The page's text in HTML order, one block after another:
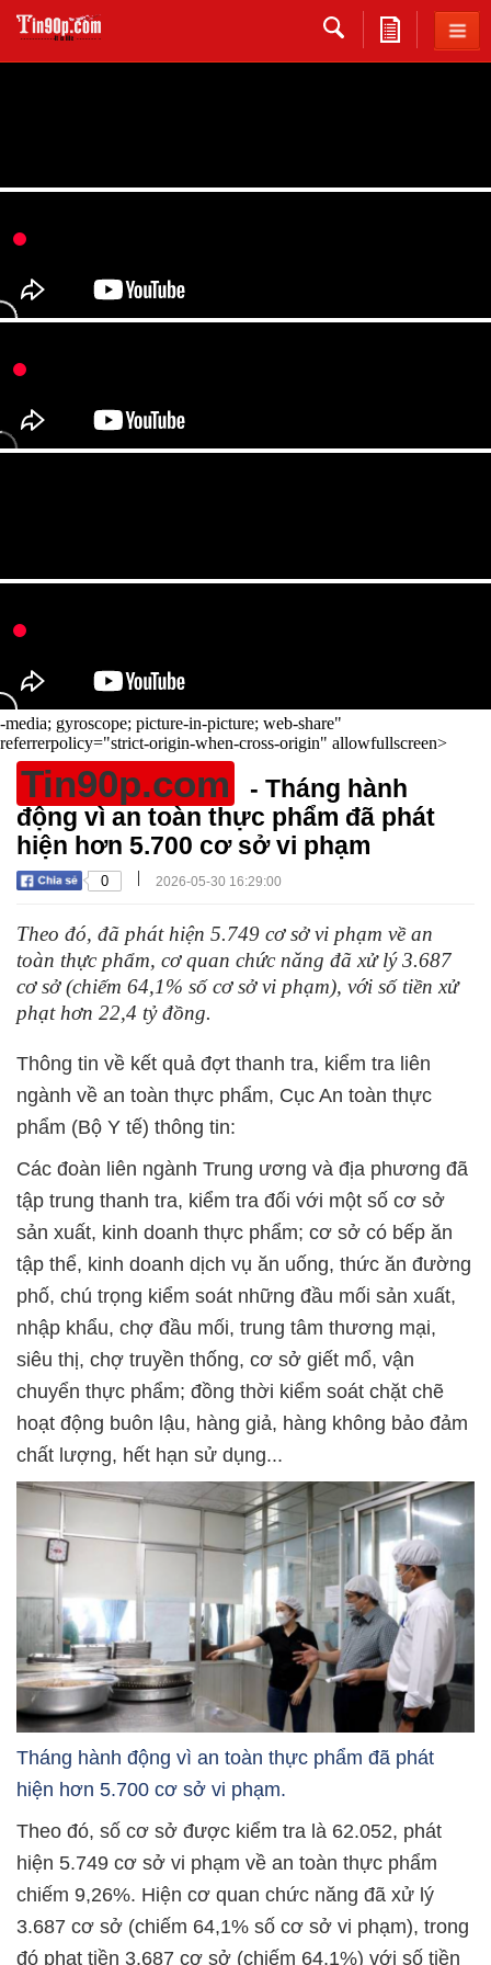
-media; gyroscope; picture-in-picture; web-share"
referrerpolicy="strict-origin-when-cross-origin" allowfullscreen>
Tin90p.com
- Tháng hành
động vì an toàn thực phẩm đã phát
hiện hơn 5.700 cơ sở vi phạm
0 | 2026-05-30 16:29:00
Theo đó, đã phát hiện 5.749 cơ sở vi phạm về an
toàn thực phẩm, cơ quan chức năng đã xử lý 3.687
cơ sở (chiếm 64,1% số cơ sở vi phạm), với số tiền xử
phạt hơn 22,4 tỷ đồng.
Thông tin về kết quả đợt thanh tra, kiểm tra liên
ngành về an toàn thực phẩm, Cục An toàn thực
phẩm (Bộ Y tế) thông tin:
Các đoàn liên ngành Trung ương và địa phương đã
tập trung thanh tra, kiểm tra đối với một số cơ sở
sản xuất, kinh doanh thực phẩm; cơ sở có bếp ăn
tập thể, kinh doanh dịch vụ ăn uống, thức ăn đường
phố, chú trọng kiểm soát những đầu mối sản xuất,
nhập khẩu, chợ đầu mối, trung tâm thương mại,
siêu thị, chợ truyền thống, cơ sở giết mổ, vận
chuyển thực phẩm; đồng thời kiểm soát chặt chẽ
hoạt động buôn lậu, hàng giả, hàng không bảo đảm
chất lượng, hết hạn sử dụng...
Tháng hành động vì an toàn thực phẩm đã phát
hiện hơn 5.700 cơ sở vi phạm.
Theo đó, số cơ sở được kiểm tra là 62.052, phát
hiện 5.749 cơ sở vi phạm về an toàn thực phẩm
chiếm 9,26%. Hiện cơ quan chức năng đã xử lý
3.687 cơ sở (chiếm 64,1% số cơ sở vi phạm), trong
đó phạt tiền 3.687 cơ sở (chiếm 64,1%) với số tiền